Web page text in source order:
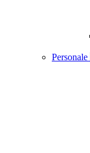
Personale